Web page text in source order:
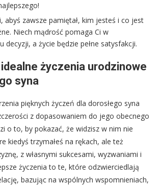
abyś zawsze pamiętał, kim jesteś i co jest
Niech mądrość pomaga Ci w
decyzji, a życie będzie pełne satysfakcji.
życzenia urodzinowe
syna
pięknych życzeń dla dorosłego syna
z dopasowaniem do jego obecnego
o to, by pokazać, że widzisz w nim nie
kiedyś trzymałeś na rękach, ale też
z własnymi sukcesami, wyzwaniami i
życzenia to te, które odzwierciedlają
bazując na wspólnych wspomnieniach,